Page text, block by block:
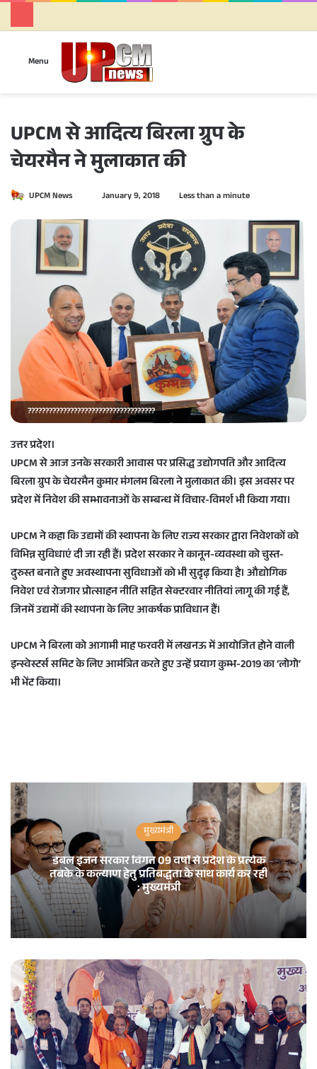
Menu
UPCM से आदित्य बिरला ग्रुप के
चेयरमैन ने मुलाकात की
UPCM News
n
d
a
m
a
i
January 9, 2018 Less than a minute
????????????????????????????????????
उत्तर प्रदेश।
UPCM से आज उनके सरकारी आवास पर प्रसिद्ध उद्योगपति और आदित्य
बिरला ग्रुप के चेयरमैन कुमार मंगलम बिरला ने मुलाकात की। इस अवसर पर
प्रदेश में निवेश की सम्भावनाओं के सम्बन्ध में विचार-विमर्श भी किया गया।
UPCM ने कहा कि उद्यमों की स्थापना के लिए राज्य सरकार द्वारा निवेशकों को
विभिन्न सुविधाएं दी जा रही हैं। प्रदेश सरकार ने कानून-व्यवस्था को चुस्त-
दुरुस्त बनाते हुए अवस्थापना सुविधाओं को भी सुदृढ़ किया है। औद्योगिक
निवेश एवं रोजगार प्रोत्साहन नीति सहित सेक्टरवार नीतियां लागू की गई हैं,
जिनमें उद्यमों की स्थापना के लिए आकर्षक प्राविधान हैं।
UPCM ने बिरला को आगामी माह फरवरी में लखनऊ में आयोजित होने वाली
इन्स्वेस्टर्स समिट के लिए आमंत्रित करते हुए उन्हें प्रयाग कुम्भ-2019 का ‘लोगो’
भी भेंट किया।
मुख्यमंत्री
डबल इंजन सरकार विगत 09 वर्षों से प्रदेश के प्रत्येक
तबके के कल्याण हेतु प्रतिबद्धता के साथ कार्य कर रही
: मुख्यमंत्री